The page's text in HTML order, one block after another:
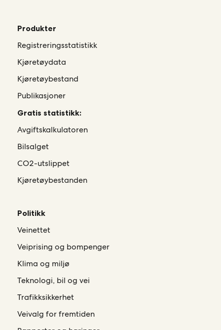
Produkter
Registreringsstatistikk
Kjøretøydata
Kjøretøybestand
Publikasjoner
Gratis statistikk:
Avgiftskalkulatoren
Bilsalget
CO2-utslippet
Kjøretøybestanden
Politikk
Veinettet
Veiprising og bompenger
Klima og miljø
Teknologi, bil og vei
Trafikksikkerhet
Veivalg for fremtiden